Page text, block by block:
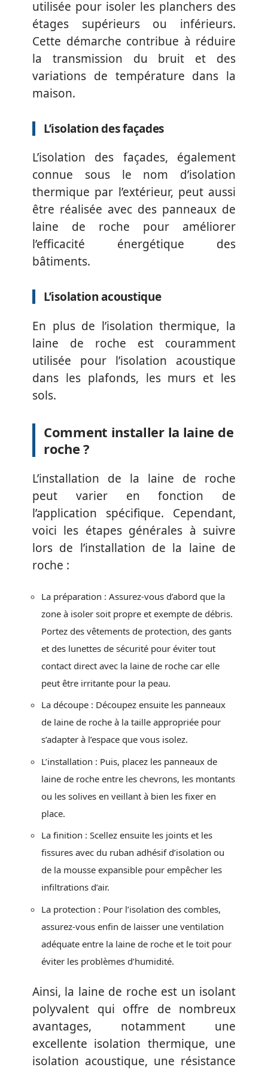
utilisée pour isoler les planchers des
étages supérieurs ou inférieurs.
Cette démarche contribue à réduire
la transmission du bruit et des
variations de température dans la
maison.
L’isolation des façades
L’isolation des façades, également
connue sous le nom d’isolation
thermique par l’extérieur, peut aussi
être réalisée avec des panneaux de
laine de roche pour améliorer
l’efficacité énergétique des
bâtiments.
L’isolation acoustique
En plus de l’isolation thermique, la
laine de roche est couramment
utilisée pour l’isolation acoustique
dans les plafonds, les murs et les
sols.
Comment installer la laine de
roche ?
L’installation de la laine de roche
peut varier en fonction de
l’application spécifique. Cependant,
voici les étapes générales à suivre
lors de l’installation de la laine de
roche :
La préparation : Assurez-vous d’abord que la
zone à isoler soit propre et exempte de débris.
Portez des vêtements de protection, des gants
et des lunettes de sécurité pour éviter tout
contact direct avec la laine de roche car elle
peut être irritante pour la peau.
La découpe : Découpez ensuite les panneaux
de laine de roche à la taille appropriée pour
s’adapter à l’espace que vous isolez.
L’installation : Puis, placez les panneaux de
laine de roche entre les chevrons, les montants
ou les solives en veillant à bien les fixer en
place.
La finition : Scellez ensuite les joints et les
fissures avec du ruban adhésif d’isolation ou
de la mousse expansible pour empêcher les
infiltrations d’air.
La protection : Pour l’isolation des combles,
assurez-vous enfin de laisser une ventilation
adéquate entre la laine de roche et le toit pour
éviter les problèmes d’humidité.
Ainsi, la laine de roche est un isolant
polyvalent qui offre de nombreux
avantages, notamment une
excellente isolation thermique, une
isolation acoustique, une résistance